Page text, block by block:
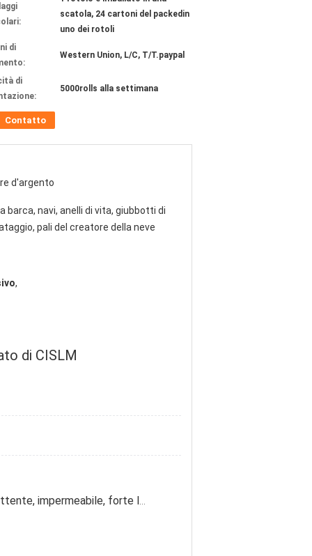
scatola, 24 cartoni del packedin
uno dei rotoli
di
Western Union, L/C, T/T.paypal
di
5000rolls alla settimana
Contatto
d'argento
barca, navi, anelli di vita, giubbotti di
pali del creatore della neve
,
di CISLM
Alto adesivo riflettente, impermeabile, forte leggero